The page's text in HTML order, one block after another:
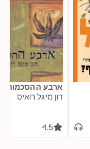
ארבע ההסכמות
דון מיגל רואיס
4.5